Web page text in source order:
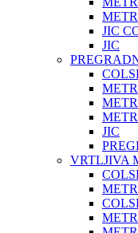
JIC
JIC
JIC
VRTLJIVA